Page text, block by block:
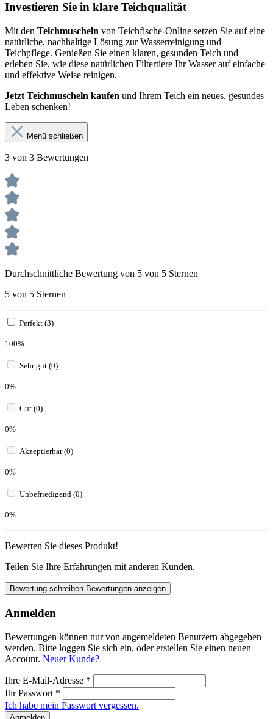
Investieren Sie in klare Teichqualität
Mit den Teichmuscheln von Teichfische-Online setzen Sie auf eine
natürliche, nachhaltige Lösung zur Wasserreinigung und
Teichpflege. Genießen Sie einen klaren, gesunden Teich und
erleben Sie, wie diese natürlichen Filtertiere Ihr Wasser auf einfache
und effektive Weise reinigen.
Jetzt Teichmuscheln kaufen und Ihrem Teich ein neues, gesundes
Leben schenken!
Menü schließen
3 von 3 Bewertungen
Durchschnittliche Bewertung von 5 von 5 Sternen
5 von 5 Sternen
Perfekt (3)
100%
Sehr gut (0)
0%
Gut (0)
0%
Akzeptierbar (0)
0%
Unbefriedigend (0)
0%
Bewerten Sie dieses Produkt!
Teilen Sie Ihre Erfahrungen mit anderen Kunden.
Bewertung schreiben Bewertungen anzeigen
Anmelden
Bewertungen können nur von angemeldeten Benutzern abgegeben
werden. Bitte loggen Sie sich ein, oder erstellen Sie einen neuen
Account. Neuer Kunde?
Ihre E-Mail-Adresse *
Ihr Passwort *
Ich habe mein Passwort vergessen.